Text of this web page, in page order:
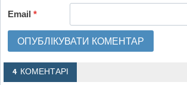
Email*
4 КОМЕНТАРІ